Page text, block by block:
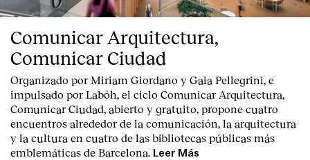
Comunicar Arquitectura,
Comunicar Ciudad
Organizado por Miriam Giordano y Gaia Pellegrini, e
impulsado por Labóh, el ciclo Comunicar Arquitectura,
Comunicar Ciudad, abierto y gratuito, propone cuatro
encuentros alrededor de la comunicación, la arquitectura
y la cultura en cuatro de las bibliotecas públicas más
emblemáticas de Barcelona. Leer Más